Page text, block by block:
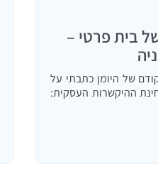
בית פרטי –
של היומן כתבתי על
ההיקשרות העסקית:
שיטות בניה מבחינה